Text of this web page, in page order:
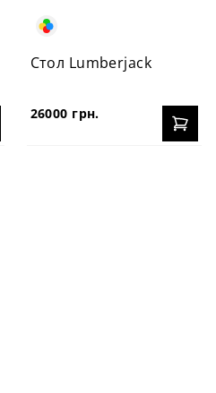
Стол Lumberjack
26000 грн.